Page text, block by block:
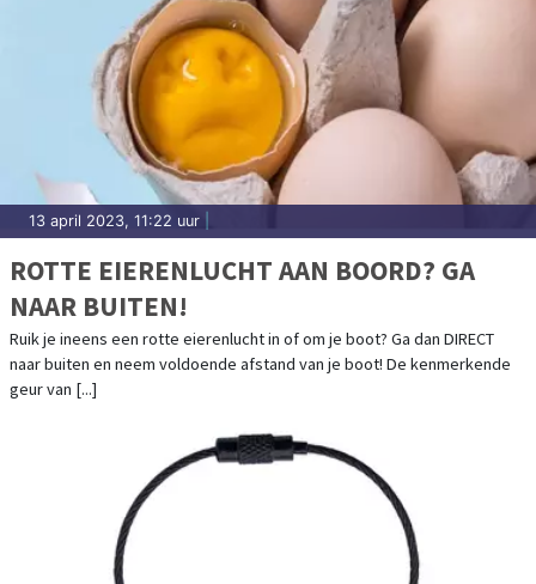
13 april 2023, 11:22 uur
ROTTE EIERENLUCHT AAN BOORD? GA
NAAR BUITEN!
Ruik je ineens een rotte eierenlucht in of om je boot? Ga dan DIRECT
naar buiten en neem voldoende afstand van je boot! De kenmerkende
geur van [...]